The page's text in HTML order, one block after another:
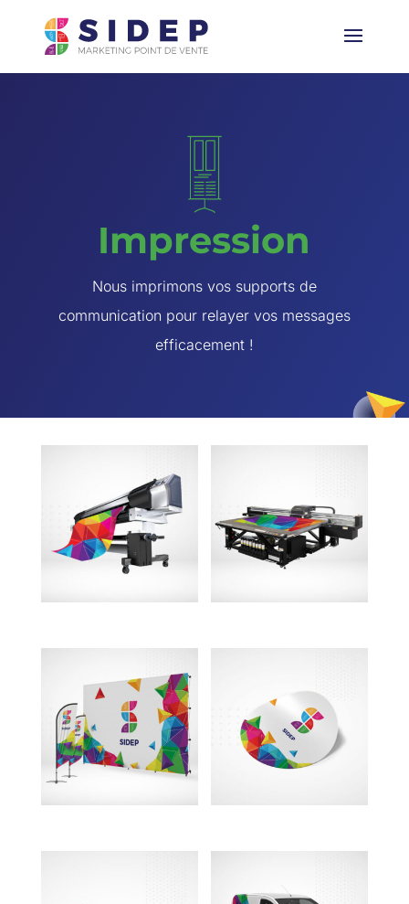
Impression
Nous imprimons vos supports de
communication pour relayer vos messages
efficacement !